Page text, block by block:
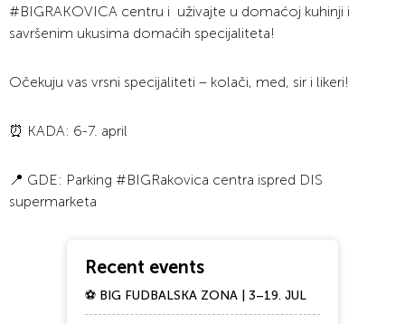
#BIGRAKOVICA centru i uživajte u domaćoj kuhinji i
savršenim ukusima domaćih specijaliteta!
Očekuju vas vrsni specijaliteti – kolači, med, sir i likeri!
⏰ KADA: 6-7. april
📍 GDE: Parking #BIGRakovica centra ispred DIS
supermarketa
Recent events
⚽ BIG FUDBALSKA ZONA | 3–19. JUL